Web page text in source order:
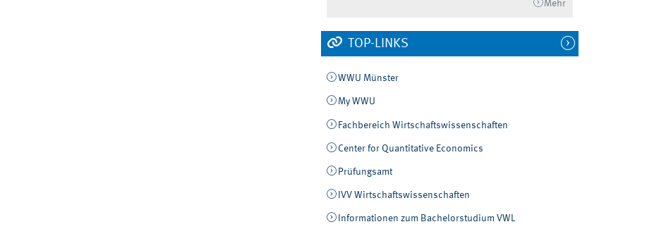
Mehr
TOP-LINKS
WWU Münster
My WWU
Fachbereich Wirtschaftswissenschaften
Center for Quantitative Economics
Prüfungsamt
IVV Wirtschaftswissenschaften
Informationen zum Bachelorstudium VWL